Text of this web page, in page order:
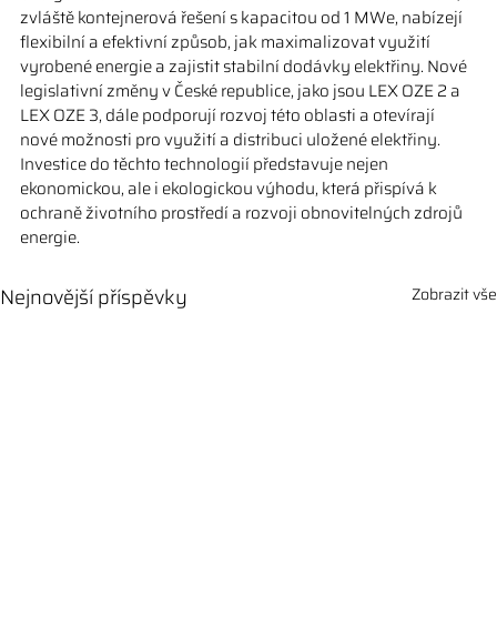
zvláště kontejnerová řešení s kapacitou od 1 MWe, nabízejí
flexibilní a efektivní způsob, jak maximalizovat využití
vyrobené energie a zajistit stabilní dodávky elektřiny. Nové
legislativní změny v České republice, jako jsou LEX OZE 2 a
LEX OZE 3, dále podporují rozvoj této oblasti a otevírají
nové možnosti pro využití a distribuci uložené elektřiny.
Investice do těchto technologií představuje nejen
ekonomickou, ale i ekologickou výhodu, která přispívá k
ochraně životního prostředí a rozvoji obnovitelných zdrojů
energie.
Nejnovější příspěvky Zobrazit vše